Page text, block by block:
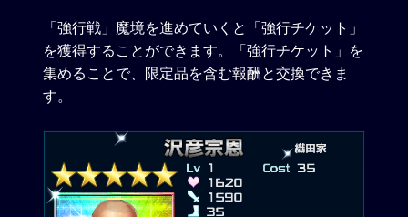
「強行戦」魔境を進めていくと「強行チケット」
を獲得することができます。「強行チケット」を
集めることで、限定品を含む報酬と交換できま
す。